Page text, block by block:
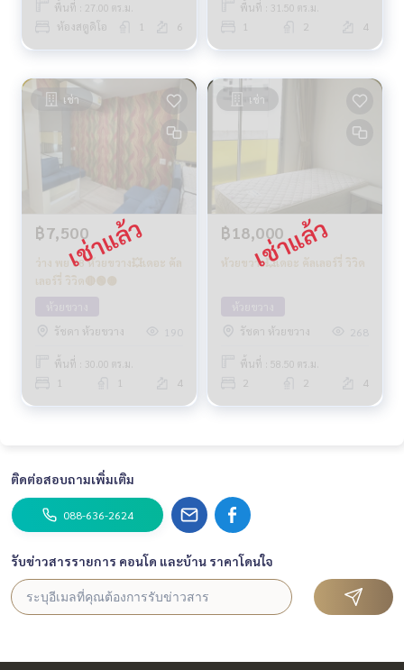
พื้นที่ : 27.00 ตร.ม.
ห้องสตูดิโอ 1 6
พื้นที่ : 31.50 ตร.ม.
1 2 4
เช่า
฿7,500
ว่าง พย 68 ห้วยขวาง💥เดอะ คัล
เลอร์รี่ วิวิด🔴🟢🟡
รัชดา ห้วยขวาง
190
พื้นที่ : 30.00 ตร.ม.
1 1 4
เช่า
฿18,000
ห้วยขวาง💥เดอะ คัลเลอร์รี่ วิวิด
รัชดา ห้วยขวาง
268
พื้นที่ : 58.50 ตร.ม.
2 2 4
ติดต่อสอบถามเพิ่มเติม
088-636-2624
รับข่าวสารรายการ คอนโด และบ้าน ราคาโดนใจ